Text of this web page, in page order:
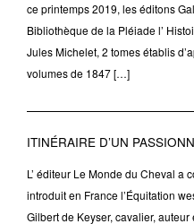
ce printemps 2019, les éditons
Bibliothèque de la Pléiade l’
Jules Michelet, 2 tomes établis
volumes de 1847 […]
ITINÉRAIRE D’UN
L’ éditeur Le Monde du Cheval a
introduit en France l’Équitation
Gilbert de Keyser, cavalier,